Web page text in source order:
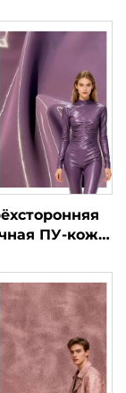
ПУ-кожа